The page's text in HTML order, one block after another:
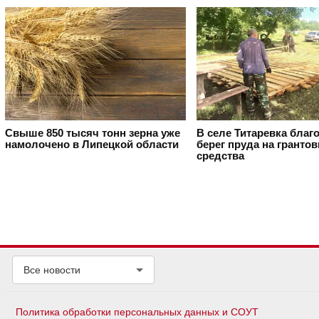
Свыше 850 тысяч тонн зерна уже
намолочено в Липецкой области
В селе Титаревка
берег пруда на
средства
Все новости
Политика обработки персональных данных и СОУТ